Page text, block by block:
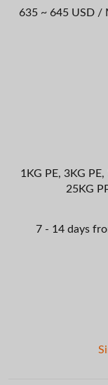
635 ~ 645 USD /
1KG PE, 3KG
25KG
7 - 14 days